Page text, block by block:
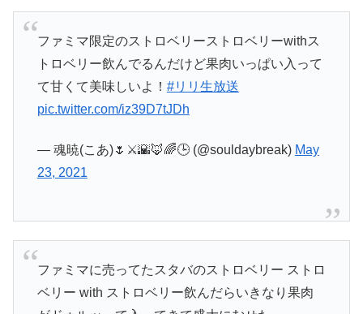
ファミマ限定のストロベリーストロベリーwithス
トロベリー飲んでるんだけど果肉いっぱい入って
て甘くて美味しいよ！ #リリ生放送
pic.twitter.com/iz39D7tJDh
— 魂暁(こあ)🌷⚔️🌇🦊🌈🕒 (@souldaybreak) May
23, 2021
ファミマに売ってたスタバのストロベリー ストロ
ベリー with ストロベリー飲んだらいきなり果肉